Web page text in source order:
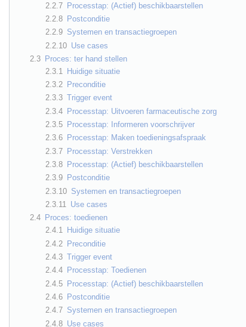
2.2.7 Processtap: (Actief) beschikbaarstellen
2.2.8 Postconditie
2.2.9 Systemen en transactiegroepen
2.2.10 Use cases
2.3
Proces: ter hand stellen
2.3.1
Huidige situatie
2.3.2 Preconditie
2.3.3 Trigger event
2.3.4 Processtap: Uitvoeren farmaceutische zorg
2.3.5 Processtap: Informeren voorschrijver
2.3.6 Processtap: Maken toedieningsafspraak
2.3.7 Processtap: Verstrekken
2.3.8 Processtap: (Actief) beschikbaarstellen
2.3.9 Postconditie
2.3.10 Systemen en transactiegroepen
2.3.11 Use cases
2.4
Proces: toedienen
2.4.1 Huidige situatie
2.4.2 Preconditie
2.4.3 Trigger event
2.4.4 Processtap: Toedienen
2.4.5 Processtap: (Actief) beschikbaarstellen
2.4.6 Postconditie
2.4.7 Systemen en transactiegroepen
2.4.8 Use cases